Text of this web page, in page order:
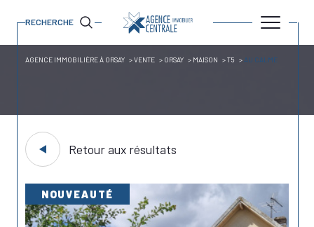
RECHERCHE
AGENCE IMMOBILIÈRE À ORSAY VENTE ORSAY MAISON T5 AU CALME
Retour aux résultats
NOUVEAUTÉ